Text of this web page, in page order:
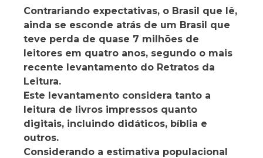
Contrariando expectativas, o Brasil que lê,
ainda se esconde atrás de um Brasil que
teve perda de quase 7 milhões de
leitores em quatro anos, segundo o mais
recente levantamento do Retratos da
Leitura.
Este levantamento considera tanto a
leitura de livros impressos quanto
digitais, incluindo didáticos, bíblia e
outros.
Considerando a estimativa populacional